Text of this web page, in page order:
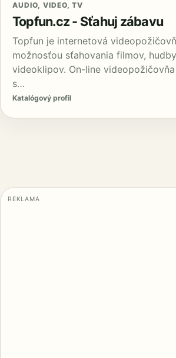
AUDIO, VIDEO, TV
Topfun.cz - Sťahuj zábavu
Topfun je internetová
možnosťou sťahovania filmov,
videoklipov. On-line
s…
Katalógový profil
REKLAMA